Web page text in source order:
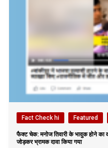
Fact Check hi Featured
फैक्ट चेक: मनोज तिवारी के भावुक होने का
जोड़कर भ्रामक दावा किया गया